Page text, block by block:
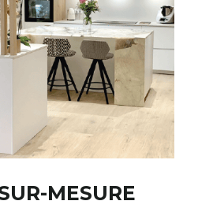
MESURE